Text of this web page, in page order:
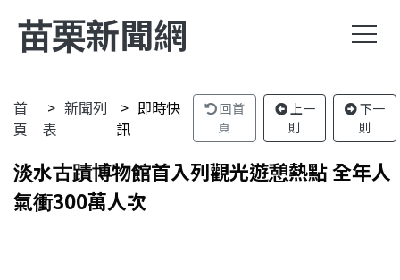
苗栗新聞網
首
頁
新聞列
表
即時快
訊
回首
頁
上一
則
下一
則
淡水古蹟博物館首入列觀光遊憩熱點 全年人
氣衝300萬人次